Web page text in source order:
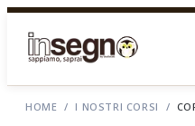
HOME / I NOSTRI CORSI /